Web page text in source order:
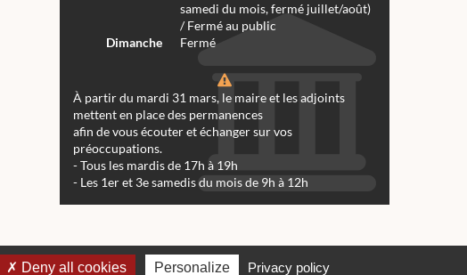
samedi du mois, fermé juillet/août)
/ Fermé au public
Dimanche
Fermé
À partir du mardi 31 mars, le maire et les adjoints
mettent en place des permanences
afin de vous écouter et échanger sur vos
préoccupations.
- Tous les mardis de 17h à 19h
- Les 1er et 3e samedis du mois de 9h à 12h
Mairie de Réalmont 2024 - Conception & Réalisation Web RK Création
Deny all cookies Personalize Privacy policy